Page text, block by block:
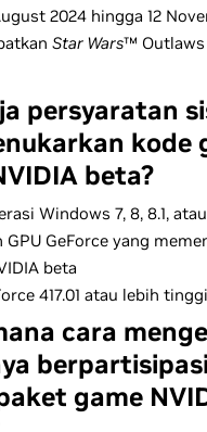
2024 hingga 12
Star Wars™ Outlaws
persyaratan
kode
beta?
Windows 7, 8, 8.1,
GPU GeForce yang
beta
417.01 atau lebih tinggi
cara
game